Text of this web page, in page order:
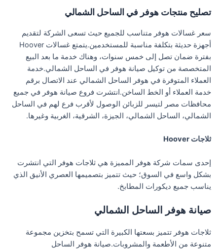
تصليح منتجات هوفر في الساحل الشمالي
سعر غسالات هوفر متناسب للجميع حيث تسعى الشركة لتقديم
أجهزة حديثة بتكلفة مناسبة للمستخدمين.يتمتع غسالات Hoover
بفترة ضمان تصل إلى خمس سنوات، وهناك خدمة ما بعد البيع
المتخصصة من توكيل صيانة هوفر في الساحل الشمالي.خدمة
العملاء المتوفرة في هوفر الساحل الشمالي عند الاتصال برقم
خدمة العملاء أو الخط الساخن.انتشرت فروع صيانة هوفر في جميع
محافظات مصر لتيسر للزبائن الوصول لأقرب فرع لهم في الساحل
الشمالي، الساحل الشمالي، الجيزة، الشرقية، الغربية وغيرها.
ثلاجات Hoover
إحدى سمات شركة هوفر المميزة هي ثلاجات هوفر التي انتشرت
بشكل واسع في السوق؛ حيث تتميز بتصميمها العصري الأنيق الذي
يناسب جميع ديكورات المطابخ.
صيانة هوفر الساحل الشمالي
ثلاجات هوفر تتميز بسعتها الكبيرة التي تسمح بتخزين مجموعة
متنوعة من الأطعمة والمشروبات.صيانة هوفر الساحل